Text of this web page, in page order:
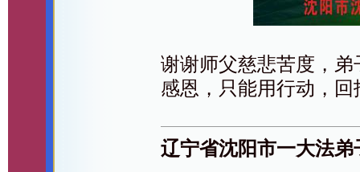
谢谢师父慈悲苦度，
感恩，只能用行动，回
辽宁省沈阳市一大法